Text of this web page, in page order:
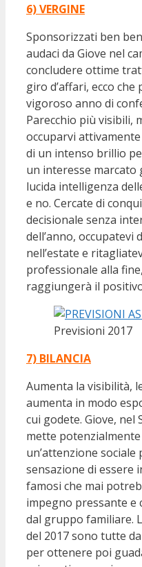
6) VERGINE
Sponsorizzati ben
audaci da Giove nel
concludere ottime
giro d’affari, ecco
vigoroso anno di
Parecchio più visibili,
occuparvi
di un intenso brillio
un interesse marcato
lucida intelligenza
e no. Cercate di
decisionale senza
dell’anno, occupatevi
nell’estate e
professionale alla
raggiungerà il
Previsioni 2017
7) BILANCIA
Aumenta la visibilità,
aumenta in modo
cui godete. Giove,
mette
un’attenzione
sensazione di essere
famosi che mai
impegno pressante e
dal gruppo familiare.
del 2017 sono tutte
per ottenere poi